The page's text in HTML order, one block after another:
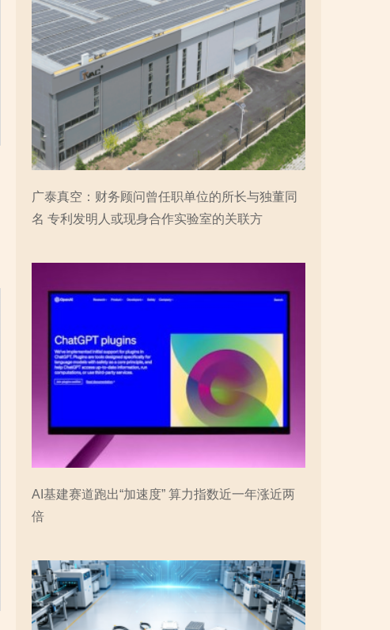
广泰真空：财务顾问曾任职单位的所长与独董同
名 专利发明人或现身合作实验室的关联方
AI基建赛道跑出“加速度” 算力指数近一年涨近两
倍